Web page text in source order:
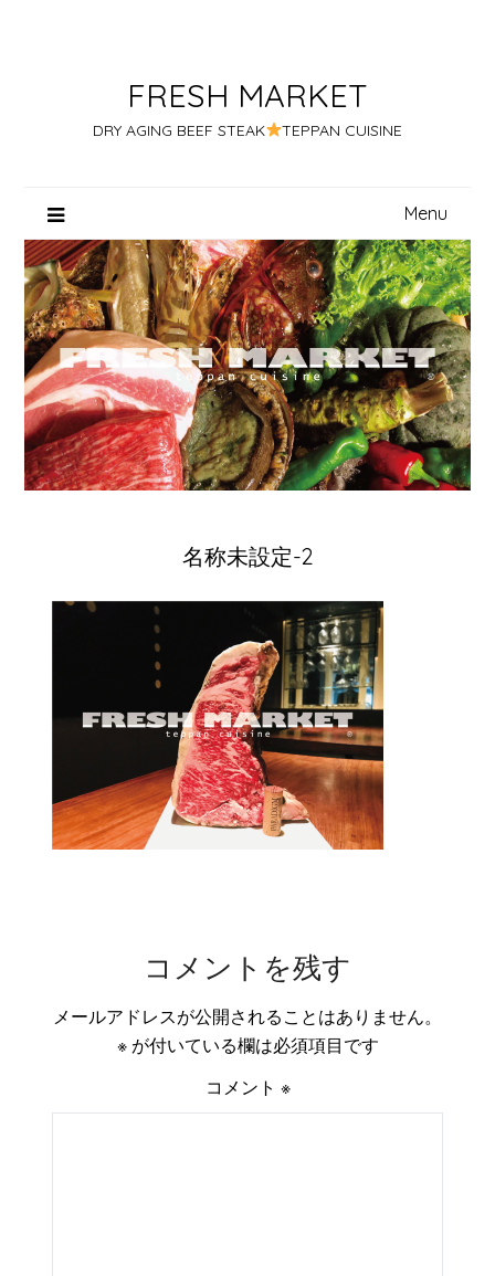
FRESH MARKET
DRY AGING BEEF STEAK TEPPAN CUISINE
Menu
名称未設定-2
コメントを残す
メールアドレスが公開されることはありません。
※が付いている欄は必須項目です
コメント ※